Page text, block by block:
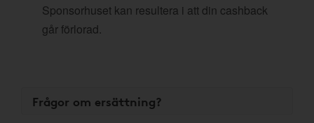
Sponsorhuset kan resultera i att din cashback
går förlorad.
Frågor om ersättning?